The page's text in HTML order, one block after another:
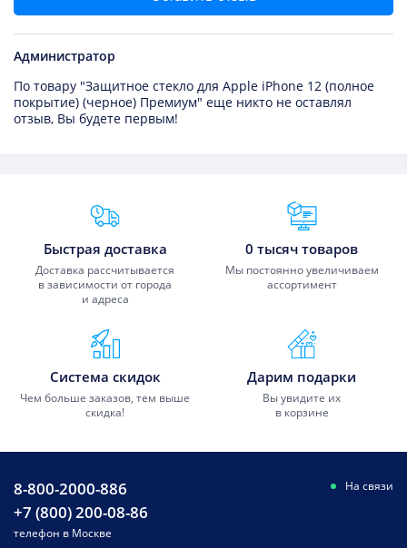
Администратор
По товару "Защитное стекло для Apple iPhone 12 (полное
покрытие) (черное) Премиум" еще никто не оставлял
отзыв, Вы будете первым!
Преимущества Fixmobile
Быстрая доставка
Доставка рассчитывается
в зависимости от города
и адреса
0 тысяч товаров
Мы постоянно увеличиваем
ассортимент
Система скидок
Чем больше заказов, тем выше
скидка!
Дарим подарки
Вы увидите их
в корзине
8-800-2000-886
+7 (800) 200-08-86
телефон в Москве
На связи